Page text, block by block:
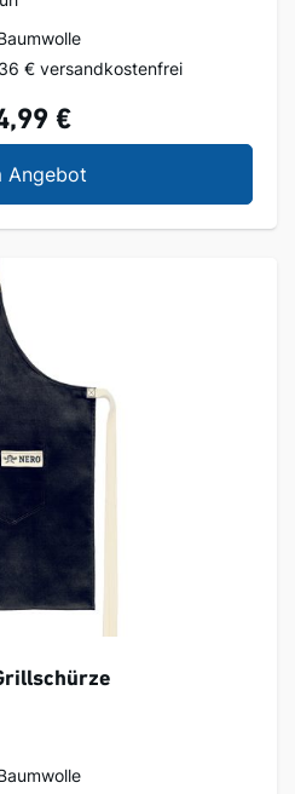
€ versandkostenfrei
€
AngebotNero Grillhandschuh